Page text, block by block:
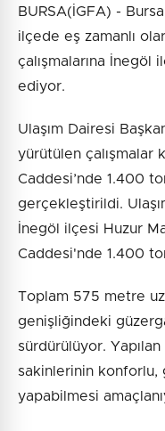
BURSA(İGFA) -
ilçede eş zamanlı
çalışmalarına İnegöl
ediyor.
Ulaşım Dairesi
yürütülen çalışmalar
Caddesi’nde 1.400
gerçekleştirildi.
İnegöl ilçesi Huzur
Caddesi'nde 1.400
Toplam 575 metre
genişliğindeki
sürdürülüyor.
sakinlerinin konforlu,
yapabilmesi